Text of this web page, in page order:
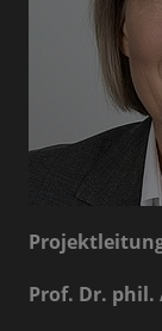
Prof. Dr. phil.